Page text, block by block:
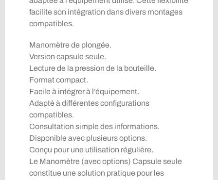
facilite son intégration dans divers montages
compatibles.
Manomètre de plongée.
Version capsule seule.
Lecture de la pression de la bouteille.
Format compact.
Facile à intégrer à l’équipement.
Adapté à différentes configurations
compatibles.
Consultation simple des informations.
Disponible avec plusieurs options.
Conçu pour une utilisation régulière.
Le Manomètre (avec options) Capsule seule
constitue une solution pratique pour les